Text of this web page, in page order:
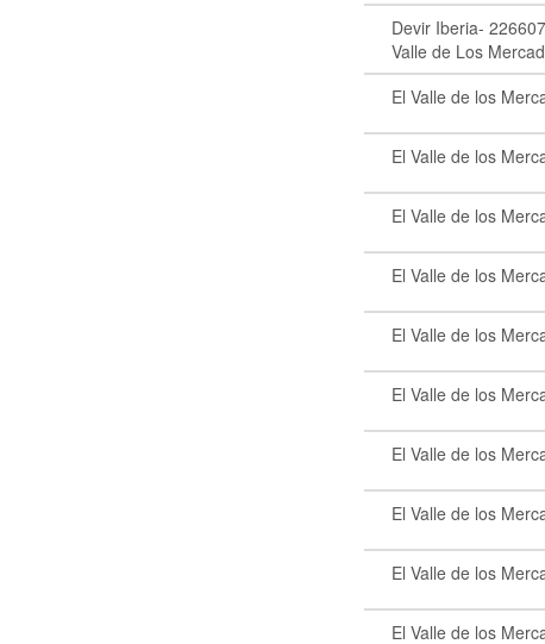
Devir Iberia-
Valle de Los
El Valle de los
El Valle de los
El Valle de los
El Valle de los
El Valle de los
El Valle de los
El Valle de los
El Valle de los
El Valle de los
El Valle de los